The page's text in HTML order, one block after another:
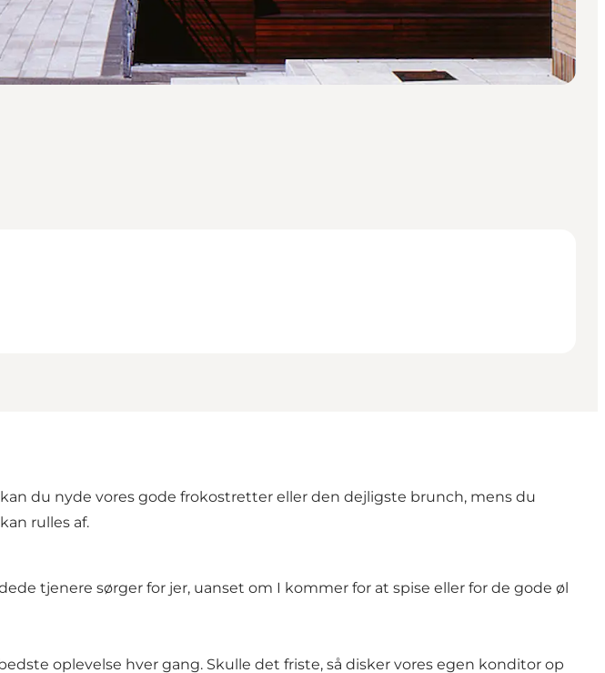
du nyde vores gode frokostretter eller den dejligste brunch, mens du
rulles af.
tjenere sørger for jer, uanset om I kommer for at spise eller for de gode øl
oplevelse hver gang. Skulle det friste, så disker vores egen konditor op